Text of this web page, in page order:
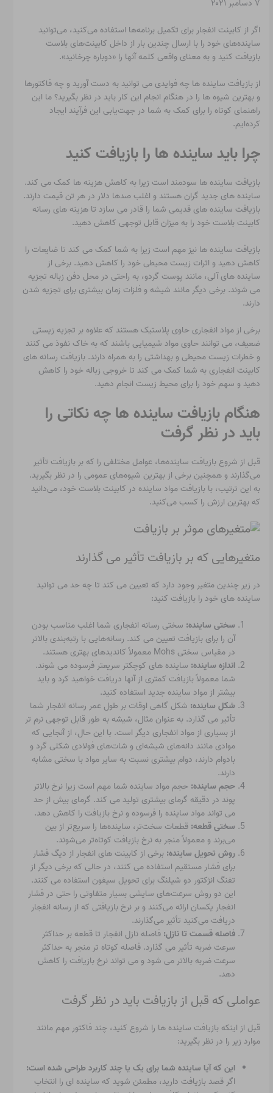
۷ دسامبر ۲۰۲۱
اگر از کابینت انفجار برای تکمیل برنامه‌ها استفاده می‌کنید، می‌توانید
ساینده‌های خود را با ارسال چندین بار از داخل کابینت‌های بلاست
بازیافت کنید و به معنای واقعی کلمه آنها را «دوباره چرخانید».
از بازیافت ساینده ها چه فوایدی می توانید به دست آورید و چه فاکتورها
و بهترین شیوه ها را در هنگام انجام این کار باید در نظر بگیرید؟ ما این
راهنمای کوتاه را برای کمک به شما در جهت‌یابی این فرآیند ایجاد
کرده‌ایم.
چرا باید ساینده ها را بازیافت کنید
بازیافت ساینده ها سودمند است زیرا به کاهش هزینه ها کمک می کند.
ساینده های جدید گران هستند و اغلب صدها دلار در هر تن قیمت دارند.
بازیافت ساینده های قدیمی شما را قادر می سازد تا هزینه های رسانه
کابینت بلاست خود را به میزان قابل توجهی کاهش دهید.
بازیافت ساینده ها نیز مهم است زیرا به شما کمک می کند تا ضایعات را
کاهش دهید و اثرات زیست محیطی خود را کاهش دهید. برخی از
ساینده های آلی، مانند پوست گردو، به راحتی در محل دفن زباله تجزیه
می شوند. برخی دیگر مانند شیشه و فلزات زمان بیشتری برای تجزیه شدن
دارند.
برخی از مواد انفجاری حاوی پلاستیک هستند که علاوه بر تجزیه زیستی
ضعیف، می توانند حاوی مواد شیمیایی باشند که به خاک نفوذ می کنند
و خطرات زیست محیطی و بهداشتی را به همراه دارند. بازیافت رسانه های
کابینت انفجاری به شما کمک می کند تا خروجی زباله خود را کاهش
دهید و سهم خود را برای محیط زیست انجام دهید.
هنگام بازیافت ساینده ها چه نکاتی را
باید در نظر گرفت
قبل از شروع بازیافت ساینده‌ها، عوامل مختلفی را که بر بازیافت تأثیر
می‌گذارند و همچنین برخی از بهترین شیوه‌های عمومی را در نظر بگیرید.
به این ترتیب، با بازیافت مواد ساینده در کابینت بلاست خود، می‌دانید
که بهترین ارزش را کسب می‌کنید.
متغیرهایی که بر بازیافت تأثیر می گذارند
در زیر چندین متغیر وجود دارد که تعیین می کند تا چه حد می توانید
ساینده های خود را بازیافت کنید:
سختی ساینده: سختی رسانه انفجاری شما اغلب مناسب بودن
آن را برای بازیافت تعیین می کند. رسانه‌هایی با رتبه‌بندی بالاتر
در مقیاس سختی Mohs معمولاً کاندیدهای بهتری هستند.
اندازه ساینده: ساینده های کوچکتر سریعتر فرسوده می شوند.
شما معمولاً بازیافت کمتری از آنها دریافت خواهید کرد و باید
بیشتر از مواد ساینده جدید استفاده کنید.
شکل ساینده: شکل گاهی اوقات بر طول عمر رسانه انفجار شما
تأثیر می گذارد. به عنوان مثال، شیشه به طور قابل توجهی نرم تر
از بسیاری از مواد انفجاری دیگر است. با این حال، از آنجایی که
موادی مانند دانه‌های شیشه‌ای و شات‌های فولادی شکلی گرد و
بادوام دارند، دوام بیشتری نسبت به سایر مواد با سختی مشابه
دارند.
حجم ساینده: حجم مواد ساینده شما مهم است زیرا نرخ بالاتر
پوند در دقیقه گرمای بیشتری تولید می کند. گرمای بیش از حد
می تواند مواد ساینده را فرسوده و نرخ بازیافت را کاهش دهد.
سختی قطعه:قطعات سخت‌تر، ساینده‌ها را سریع‌تر از بین
می‌برند و معمولاً منجر به نرخ بازیافت کوتاه‌تر می‌شوند.
روش تحویل ساینده: برخی از کابینت های انفجار از دیگ فشار
برای فشار مستقیم استفاده می کنند، در حالی که برخی دیگر از
تفنگ انژکتور دو شیلنگ برای تحویل سیفون استفاده می کنند.
این دو روش سرعت‌های سایشی بسیار متفاوتی را حتی در فشار
انفجار یکسان ارائه می‌کنند و بر نرخ بازیافتی که از رسانه انفجار
دریافت می‌کنید تأثیر می‌گذارند.
فاصله قسمت تا نازل:فاصله نازل انفجار تا قطعه بر حداکثر
سرعت ضربه تأثیر می گذارد. فاصله کوتاه تر منجر به حداکثر
سرعت ضربه بالاتر می شود و می تواند نرخ بازیافت را کاهش
دهد.
عواملی که قبل از بازیافت باید در نظر گرفت
قبل از اینکه بازیافت ساینده ها را شروع کنید، چند فاکتور مهم مانند
موارد زیر را در نظر بگیرید:
این که آیا ساینده شما برای یک یا چند کاربرد طراحی شده است:
اگر قصد بازیافت دارید، مطمئن شوید که ساینده ای را انتخاب